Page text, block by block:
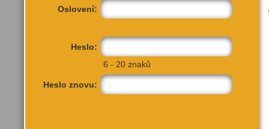
Tělák
Facebook
export do
kalendáře
přihlášené
Oslovení:
Heslo:
6 - 20 znaků
Heslo znovu: